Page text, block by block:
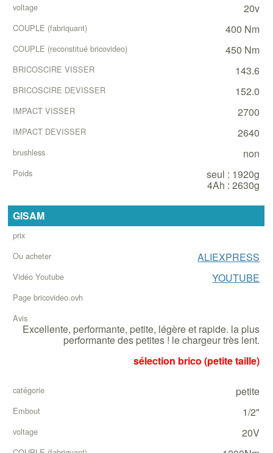
20v
400 Nm
450 Nm
143.6
152.0
2700
2640
non
seul : 1920g
4Ah : 2630g
GISAM
ALIEXPRESS
YOUTUBE
Excellente, performante, petite, légère et rapide. la plus
performante des petites ! le chargeur très lent.
sélection brico (petite taille)
petite
1/2"
20V